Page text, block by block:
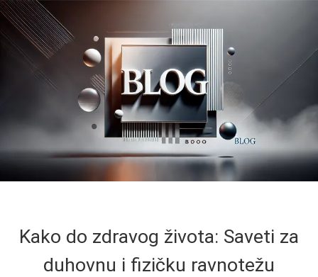
Kako do zdravog života: Saveti za
duhovnu i fizičku ravnotežu